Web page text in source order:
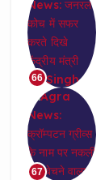
66
67